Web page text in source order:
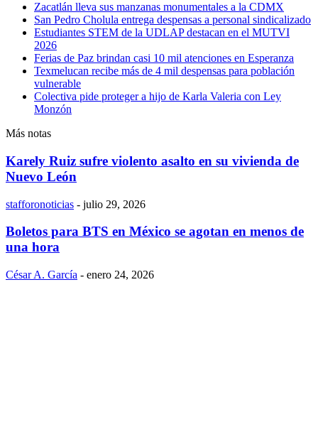
Zacatlán lleva sus manzanas monumentales a la CDMX
San Pedro Cholula entrega despensas a personal sindicalizado
Estudiantes STEM de la UDLAP destacan en el MUTVI
2026
Ferias de Paz brindan casi 10 mil atenciones en Esperanza
Texmelucan recibe más de 4 mil despensas para población
vulnerable
Colectiva pide proteger a hijo de Karla Valeria con Ley
Monzón
Más notas
Karely Ruiz sufre violento asalto en su vivienda de
Nuevo León
stafforonoticias - julio 29, 2026
Boletos para BTS en México se agotan en menos de
una hora
César A. García - enero 24, 2026